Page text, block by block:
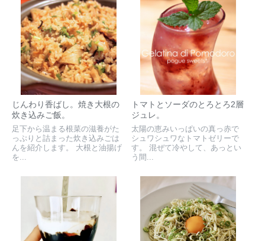
じんわり香ばし。焼き大根の
炊き込みご飯。
足下から温まる根菜の滋養がた
っぷりと詰まった炊き込みごは
んを紹介します。 大根と油揚げ
を...
トマトとソーダのとろとろ2層
ジュレ。
太陽の恵みいっぱいの真っ赤で
シュワシュワなトマトゼリーで
す。 混ぜて冷やして、あっとい
う間...